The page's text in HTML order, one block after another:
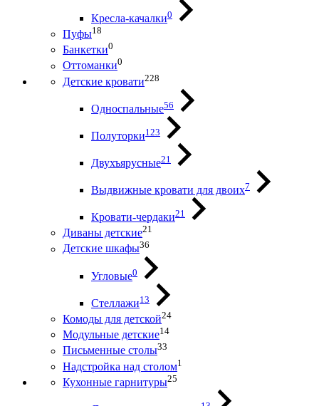
Кресла-качалки0
Пуфы18
Банкетки0
Оттоманки0
Детские кровати228
Односпальные56
Полуторки123
Двухъярусные21
Выдвижные кровати для двоих7
Кровати-чердаки21
Диваны детские21
Детские шкафы36
Угловые0
Стеллажи13
Комоды для детской24
Модульные детские14
Письменные столы33
Надстройка над столом1
Кухонные гарнитуры25